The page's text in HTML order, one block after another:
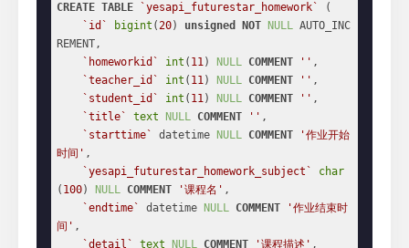
CREATE TABLE `yesapi_futurestar_homework`
(
`id`
bigint (20) unsigned NOT NULL AUTO_INC
REMENT,
`homeworkid`
int ( 11) NULL COMMENT '' ,
`teacher_id`
int ( 11) NULL COMMENT '' ,
`student_id`
int ( 11) NULL COMMENT '' ,
`title`
text NULL COMMENT '' ,
`starttime`
datetime NULL COMMENT
'作业开始
时间' ,
`yesapi_futurestar_homework_subject`
char
( 100) NULL COMMENT '课程名' ,
`endtime`
datetime NULL COMMENT
'作业结束时
间' ,
`detail`
text NULL COMMENT '课程描述' ,